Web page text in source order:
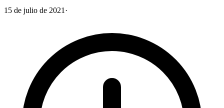
15 de julio de 2021 ·